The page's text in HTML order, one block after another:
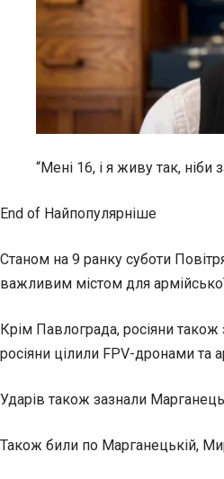
“Мені 16, і я живу так, ніби
End of Найпопулярніше
Станом на 9 ранку суботи
важливим містом для
Крім Павлограда, росіяни
росіяни цілили FPV-дронами та
Ударів також зазнали
Також били по Марганецькій,